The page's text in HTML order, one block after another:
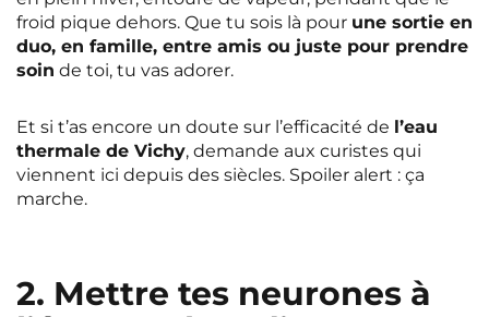
froid pique dehors. Que tu sois là pour une sortie en
duo, en famille, entre amis ou juste pour prendre
soin de toi, tu vas adorer.
Et si t’as encore un doute sur l’efficacité de l’eau
thermale de Vichy, demande aux curistes qui
viennent ici depuis des siècles. Spoiler alert : ça
marche.
2. Mettre tes neurones à